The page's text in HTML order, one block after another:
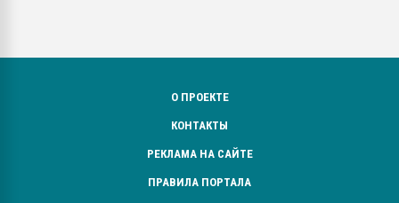
О ПРОЕКТЕ
КОНТАКТЫ
РЕКЛАМА НА САЙТЕ
ПРАВИЛА ПОРТАЛА